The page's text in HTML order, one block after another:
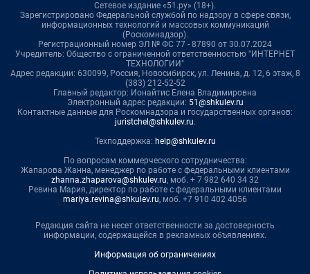
Сетевое издание «51.ру» (18+).
Зарегистрировано Федеральной службой по надзору в сфере связи,
информационных технологий и массовых коммуникаций
(Роскомнадзор).
Регистрационный номер ЭЛ № ФС 77 - 87890 от 30.07.2024
Учредитель: Общество с ограниченной ответственностью "ИНТЕРНЕТ
ТЕХНОЛОГИИ"
Адрес редакции: 630099, Россия, Новосибирск, ул. Ленина, д. 12, 6 этаж, 8
(383) 212-52-52
Главный редактор: Ионайтис Елена Владимировна
Электронный адрес редакции: 51@shkulev.ru
Контактные данные для Роскомнадзора и государственных органов:
juristchel@shkulev.ru.
Техподдержка: help@shkulev.ru
По вопросам коммерческого сотрудничества:
Жапарова Жанна, менеджер по работе с федеральными клиентами
zhanna.zhaparova@shkulev.ru, моб. + 7 982 640 34 32
Ревина Мария, директор по работе с федеральными клиентами
mariya.revina@shkulev.ru, моб. +7 910 402 4056
Редакция сайта не несет ответственности за достоверность
информации, содержащейся в рекламных объявлениях.
Информация об ограничениях